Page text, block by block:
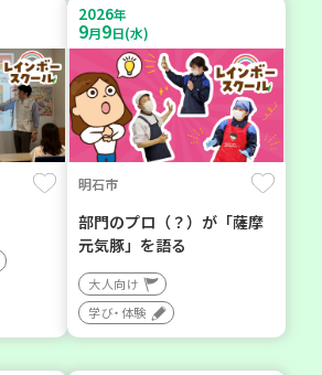
2026年
9月9日(水)
明石市
部門のプロ（？）が「薩摩
元気豚」を語る
大人向け
学び・体験